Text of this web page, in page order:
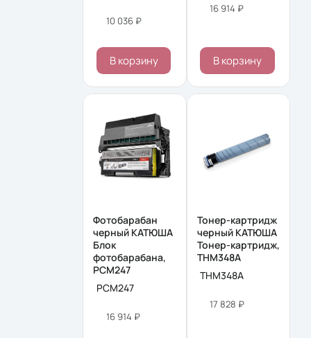
10 036 ₽
В корзину
16 914 ₽
В корзину
Фотобарабан
черный КАТЮША
Блок
фотобарабана,
PCM247
PCM247
16 914 ₽
Тонер-картридж
черный КАТЮША
Тонер-картридж,
THM348A
THM348A
17 828 ₽